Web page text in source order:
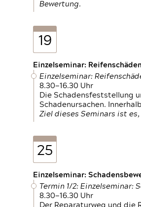
Bewertung.
19
Einzelseminar:
Einzelseminar:
8.30—16.30 Uhr
Die Schadensfeststellung
Schadenursachen.
Ziel dieses Seminars ist
25
Einzelseminar:
Termin 1/2: Einzelseminar:
8.30—16.30 Uhr
Der Reparaturweg und die